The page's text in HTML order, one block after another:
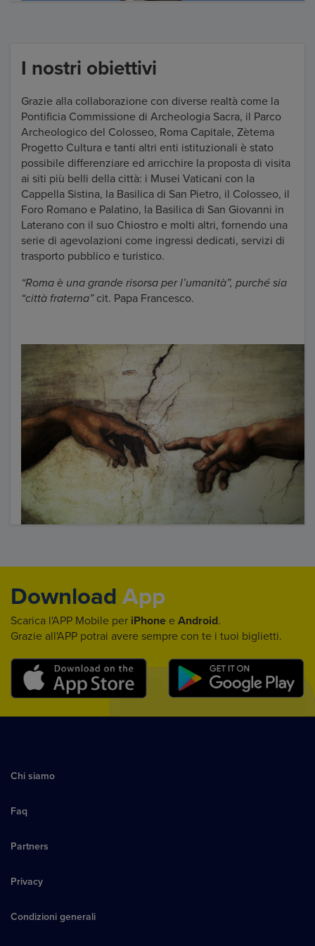
I nostri obiettivi
Grazie alla collaborazione con diverse realtà come la
Pontificia Commissione di Archeologia Sacra, il Parco
Archeologico del Colosseo, Roma Capitale, Zètema
Progetto Cultura e tanti altri enti istituzionali è stato
possibile differenziare ed arricchire la proposta di visita
ai siti più belli della città: i Musei Vaticani con la
Cappella Sistina, la Basilica di San Pietro, il Colosseo, il
Foro Romano e Palatino, la Basilica di San Giovanni in
Laterano con il suo Chiostro e molti altri, fornendo una
serie di agevolazioni come ingressi dedicati, servizi di
trasporto pubblico e turistico.
“Roma è una grande risorsa per l’umanità”, purché sia
“città fraterna”cit. Papa Francesco.
Download App
Scarica l'APP Mobile per iPhone e Android.
Grazie all'APP potrai avere sempre con te i tuoi biglietti.
Chi siamo
Faq
Partners
Privacy
Condizioni generali